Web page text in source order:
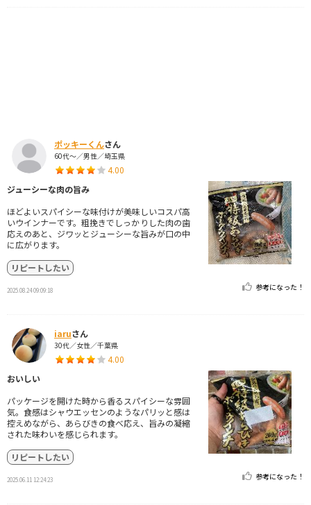
ポッキーくんさん
60代～／男性／埼玉県
4.00
ジューシーな肉の旨み
ほどよいスパイシーな味付けが美味しいコスパ高
いウインナーです。粗挽きでしっかりした肉の歯
応えのあと、ジワッとジューシーな旨みが口の中
に広がります。
リピートしたい
2025.08.24 09:09:18 参考になった！
iaruさん
30代／女性／千葉県
4.00
おいしい
パッケージを開けた時から香るスパイシーな雰囲
気。食感はシャウエッセンのようなパリッと感は
控えめながら、あらびきの食べ応え、旨みの凝縮
された味わいを感じられます。
リピートしたい
2025.06.11 12:24:23 参考になった！